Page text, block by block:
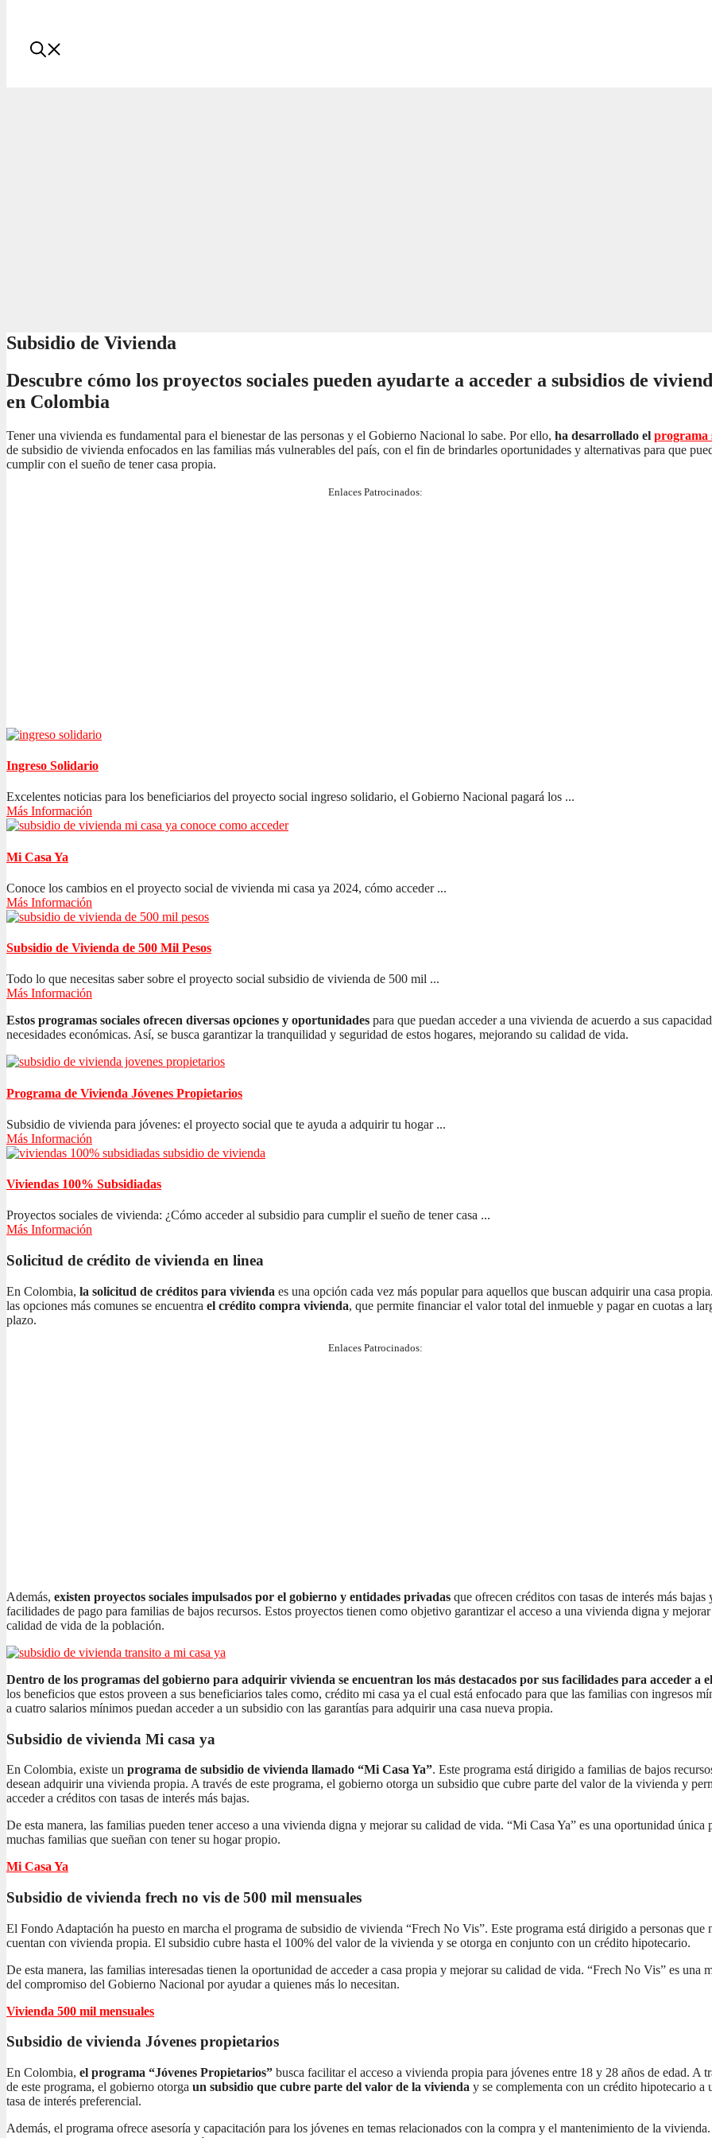
Subsidio de Vivienda
Descubre cómo los proyectos sociales pueden ayudarte a acceder a subsidios de
en Colombia
Tener una vivienda es fundamental para el bienestar de las personas y el Gobierno Nacional lo sabe. Por ello, ha desarrollado el programa
de subsidio de vivienda enfocados en las familias más vulnerables del país, con el fin de brindarles oportunidades y alternativas para que
cumplir con el sueño de tener casa propia.
Enlaces Patrocinados:
Ingreso Solidario
Excelentes noticias para los beneficiarios del proyecto social ingreso solidario, el Gobierno Nacional pagará los ...
Más Información
Mi Casa Ya
Conoce los cambios en el proyecto social de vivienda mi casa ya 2024, cómo acceder ...
Más Información
Subsidio de Vivienda de 500 Mil Pesos
Todo lo que necesitas saber sobre el proyecto social subsidio de vivienda de 500 mil ...
Más Información
Estos programas sociales ofrecen diversas opciones y oportunidades para que puedan acceder a una vivienda de acuerdo a sus
necesidades económicas. Así, se busca garantizar la tranquilidad y seguridad de estos hogares, mejorando su calidad de vida.
Programa de Vivienda Jóvenes Propietarios
Subsidio de vivienda para jóvenes: el proyecto social que te ayuda a adquirir tu hogar ...
Más Información
Viviendas 100% Subsidiadas
Proyectos sociales de vivienda: ¿Cómo acceder al subsidio para cumplir el sueño de tener casa ...
Más Información
Solicitud de crédito de vivienda en linea
En Colombia, la solicitud de créditos para vivienda es una opción cada vez más popular para aquellos que buscan adquirir una casa
las opciones más comunes se encuentra el crédito compra vivienda, que permite financiar el valor total del inmueble y pagar en cuotas a
plazo.
Enlaces Patrocinados:
Además, existen proyectos sociales impulsados por el gobierno y entidades privadas que ofrecen créditos con tasas de interés más bajas
facilidades de pago para familias de bajos recursos. Estos proyectos tienen como objetivo garantizar el acceso a una vivienda digna y
calidad de vida de la población.
Dentro de los programas del gobierno para adquirir vivienda se encuentran los más destacados por sus facilidades para acceder a
los beneficios que estos proveen a sus beneficiarios tales como, crédito mi casa ya el cual está enfocado para que las familias con ingresos
a cuatro salarios mínimos puedan acceder a un subsidio con las garantías para adquirir una casa nueva propia.
Subsidio de vivienda Mi casa ya
En Colombia, existe un programa de subsidio de vivienda llamado “Mi Casa Ya”. Este programa está dirigido a familias de bajos
desean adquirir una vivienda propia. A través de este programa, el gobierno otorga un subsidio que cubre parte del valor de la vivienda y
acceder a créditos con tasas de interés más bajas.
De esta manera, las familias pueden tener acceso a una vivienda digna y mejorar su calidad de vida. “Mi Casa Ya” es una oportunidad única
muchas familias que sueñan con tener su hogar propio.
Mi Casa Ya
Subsidio de vivienda frech no vis de 500 mil mensuales
El Fondo Adaptación ha puesto en marcha el programa de subsidio de vivienda “Frech No Vis”. Este programa está dirigido a personas que
cuentan con vivienda propia. El subsidio cubre hasta el 100% del valor de la vivienda y se otorga en conjunto con un crédito hipotecario.
De esta manera, las familias interesadas tienen la oportunidad de acceder a casa propia y mejorar su calidad de vida. “Frech No Vis” es una
del compromiso del Gobierno Nacional por ayudar a quienes más lo necesitan.
Vivienda 500 mil mensuales
Subsidio de vivienda Jóvenes propietarios
En Colombia, el programa “Jóvenes Propietarios” busca facilitar el acceso a vivienda propia para jóvenes entre 18 y 28 años de edad. A
de este programa, el gobierno otorga un subsidio que cubre parte del valor de la vivienda y se complementa con un crédito hipotecario a
tasa de interés preferencial.
Además, el programa ofrece asesoría y capacitación para los jóvenes en temas relacionados con la compra y el mantenimiento de la